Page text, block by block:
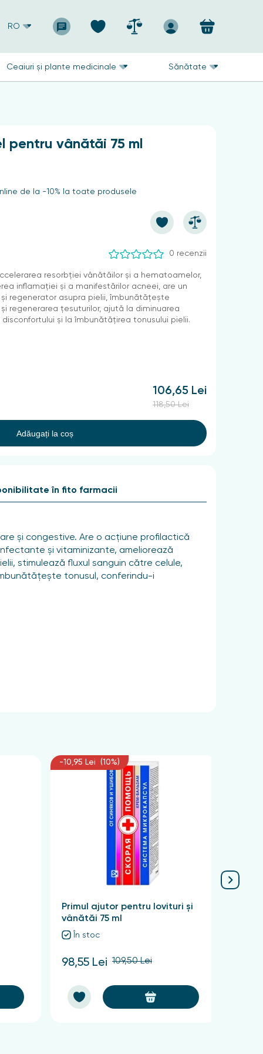
RO
Ceaiuri și plante medicinale Sănătate
pentru vânătăi 75 ml
de la -10% la toate produsele
0 recenzii
resorbției vânătăilor și a hematoamelor,
inflamației și a manifestărilor acneei, are un
regenerator asupra pielii, îmbunătățește
regenerarea țesuturilor, ajută la diminuarea
disconfortului și la îmbunătățirea tonusului pielii.
106,65 Lei
118,50 Lei
Adăugați la coș
și congestive. Are o acțiune profilactică
și vitaminizante, ameliorează
stimulează fluxul sanguin către celule,
tonusul, conferindu-i
nu se recomandă ieșirea în aer liber
20-30 de minute, îndepărtați resturile de
o cantitate mică de produs pe o zonă a
în fito farmacii
-10,95 Lei (10%)
Primul ajutor pentru lovituri și
vânătăi 75 ml
În stoc
98,55 Lei 109,50 Lei